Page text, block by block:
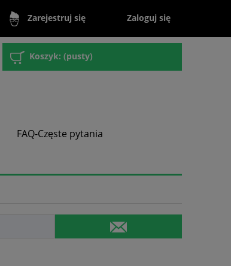
Zarejestruj się Zaloguj się
Koszyk: (pusty)
FAQ-Częste pytania